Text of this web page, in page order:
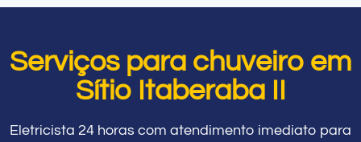
Serviços para chuveiro em
Sítio Itaberaba II
Eletricista 24 horas com atendimento imediato para